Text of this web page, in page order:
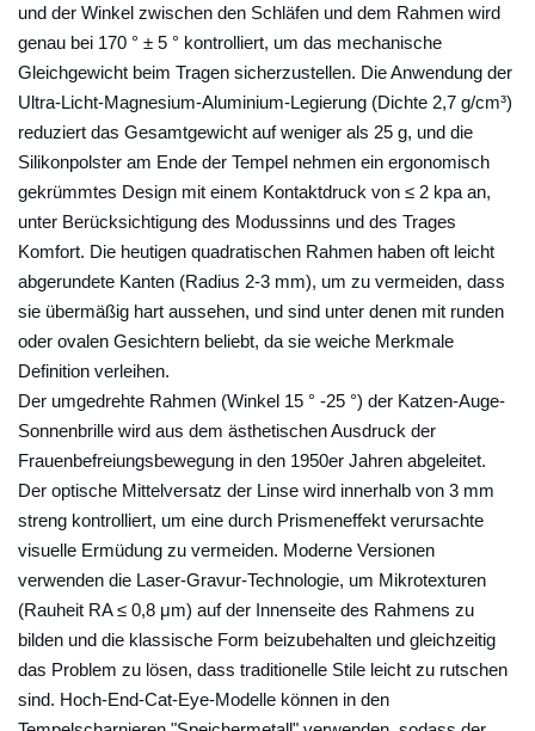
n
a
r
i
e
n
3
D
e
r
M
o
d
e
-
C
h
a
r
m
e
d
und der Winkel zwischen den Schläfen und dem Rahmen wird
genau bei 170 ° ± 5 ° kontrolliert, um das mechanische
Gleichgewicht beim Tragen sicherzustellen. Die Anwendung der
Ultra-Licht-Magnesium-Aluminium-Legierung (Dichte 2,7 g/cm³)
reduziert das Gesamtgewicht auf weniger als 25 g, und die
Silikonpolster am Ende der Tempel nehmen ein ergonomisch
gekrümmtes Design mit einem Kontaktdruck von ≤ 2 kpa an,
unter Berücksichtigung des Modussinns und des Trages
Komfort. Die heutigen quadratischen Rahmen haben oft leicht
abgerundete Kanten (Radius 2-3 mm), um zu vermeiden, dass
sie übermäßig hart aussehen, und sind unter denen mit runden
oder ovalen Gesichtern beliebt, da sie weiche Merkmale
Definition verleihen.
Der umgedrehte Rahmen (Winkel 15 ° -25 °) der Katzen-Auge-
Sonnenbrille wird aus dem ästhetischen Ausdruck der
Frauenbefreiungsbewegung in den 1950er Jahren abgeleitet.
Der optische Mittelversatz der Linse wird innerhalb von 3 mm
streng kontrolliert, um eine durch Prismeneffekt verursachte
visuelle Ermüdung zu vermeiden. Moderne Versionen
verwenden die Laser-Gravur-Technologie, um Mikrotexturen
(Rauheit RA ≤ 0,8 μm) auf der Innenseite des Rahmens zu
bilden und die klassische Form beizubehalten und gleichzeitig
das Problem zu lösen, dass traditionelle Stile leicht zu rutschen
sind. Hoch-End-Cat-Eye-Modelle können in den